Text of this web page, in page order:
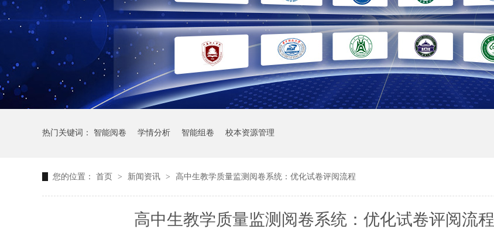
热门关键词： 智能阅卷 学情分析 智能组卷 校本资源管理
您的位置： 首页 > 新闻资讯 > 高中生教学质量监测阅卷系统：优化试卷评阅流程
高中生教学质量监测阅卷系统：优化试卷评阅流程